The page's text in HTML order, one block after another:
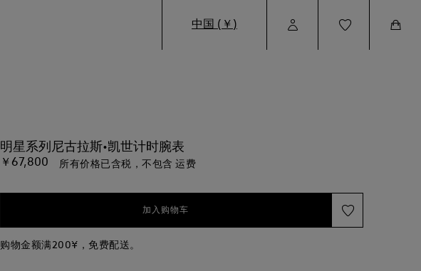
中国 (￥)
Profile
明星系列尼古拉斯•凯世计时腕表
￥67,800 所有价格已含税，不包含 运费
加入购物车
购物金额满200¥，免费配送。